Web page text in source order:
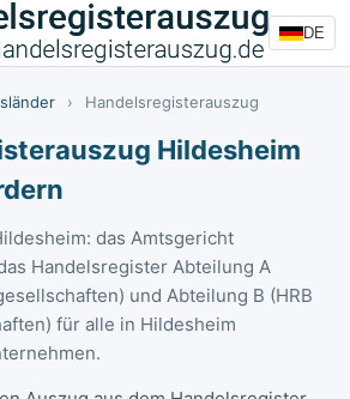
DE
› Handelsregisterauszug
Hildesheim
das Amtsgericht
Handelsregister Abteilung A
und Abteilung B (HRB
für alle in Hildesheim